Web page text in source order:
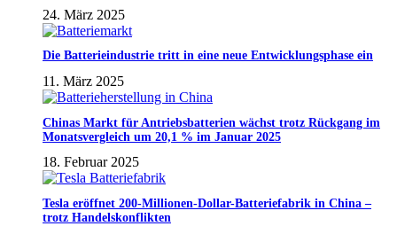
24. März 2025
Die Batterieindustrie tritt in eine neue Entwicklungsphase ein
11. März 2025
Chinas Markt für Antriebsbatterien wächst trotz Rückgang im
Monatsvergleich um 20,1 % im Januar 2025
18. Februar 2025
Tesla eröffnet 200-Millionen-Dollar-Batteriefabrik in China –
trotz Handelskonflikten